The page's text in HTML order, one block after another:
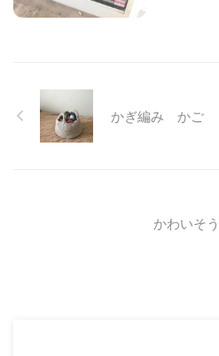
かぎ編み かご
かわいそ